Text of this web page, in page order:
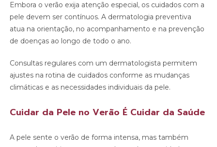
Embora o verão exija atenção especial, os cuidados com a
pele devem ser contínuos. A dermatologia preventiva
atua na orientação, no acompanhamento e na prevenção
de doenças ao longo de todo o ano.
Consultas regulares com um dermatologista permitem
ajustes na rotina de cuidados conforme as mudanças
climáticas e as necessidades individuais da pele.
Cuidar da Pele no Verão É Cuidar da Saúde
A pele sente o verão de forma intensa, mas também